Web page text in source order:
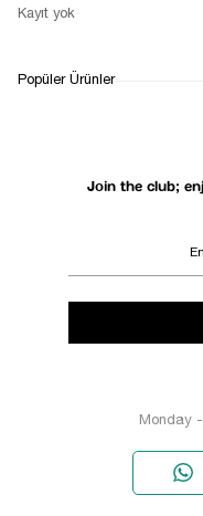
Join the club;
Monday
Kayıt yok
Popüler Ürünler